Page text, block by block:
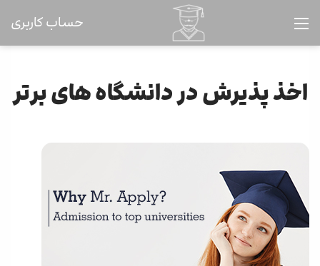
حساب کاربری
اخذ پذیرش در دانشگاه های برتر